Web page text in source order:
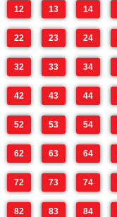
12 13 14
22 23 24
32 33 34
42 43 44
52 53 54
62 63 64
72 73 74
82 83 84